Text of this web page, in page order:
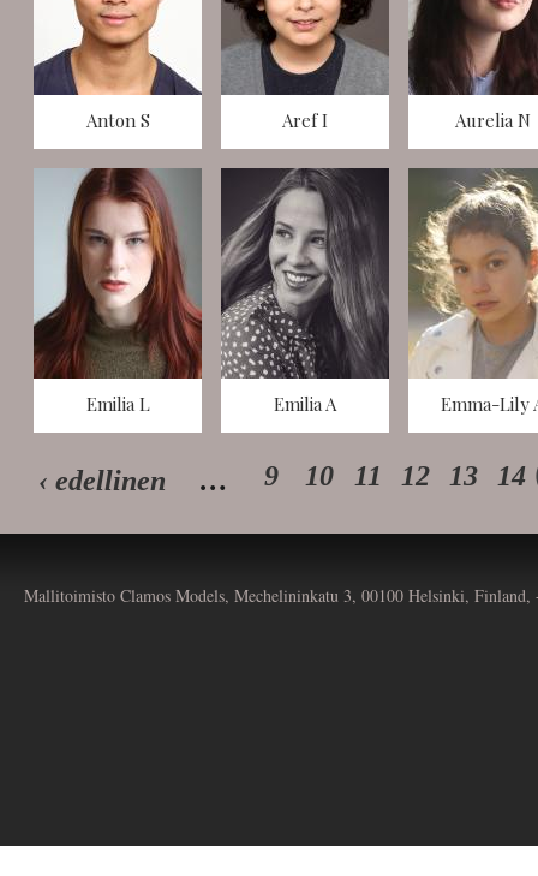
Anton S Aref I Aurelia N
Emilia L Emilia A Emma-Lily
‹ edellinen … 9 10 11 12 13 14
Mallitoimisto Clamos Models, Mechelininkatu 3, 00100 Helsinki,